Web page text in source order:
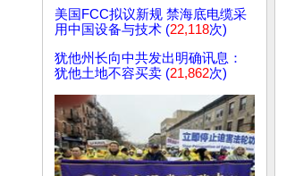
美国FCC拟议新规 禁海底电缆采
用中国设备与技术 (22,118次)
犹他州长向中共发出明确讯息：
犹他土地不容买卖 (21,862次)